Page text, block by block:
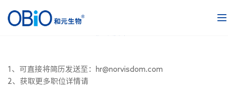
1、可直接将简历发送至：hr@norvisdom.com
2、获取更多职位详情请